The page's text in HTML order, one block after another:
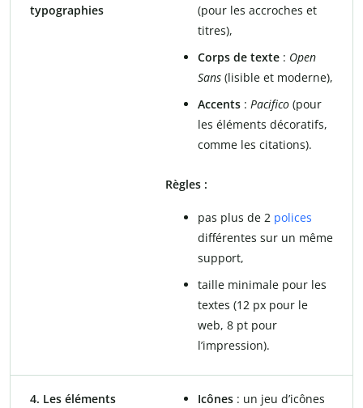
typographies
(pour les accroches et
titres),
Corps de texte : Open
Sans (lisible et moderne),
Accents : Pacifico (pour
les éléments décoratifs,
comme les citations).
Règles :
pas plus de 2 polices
différentes sur un même
support,
taille minimale pour les
textes (12 px pour le
web, 8 pt pour
l’impression).
4. Les éléments
Icônes : un jeu d’icônes